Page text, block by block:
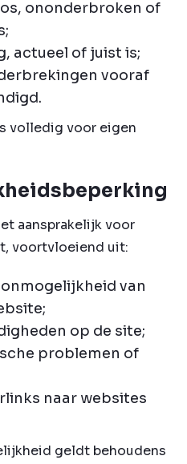
ononderbroken of
actueel of juist is;
vooraf
volledig voor eigen
aansprakelijk voor
voortvloeiend uit:
van
op de site;
problemen of
naar websites
geldt behoudens